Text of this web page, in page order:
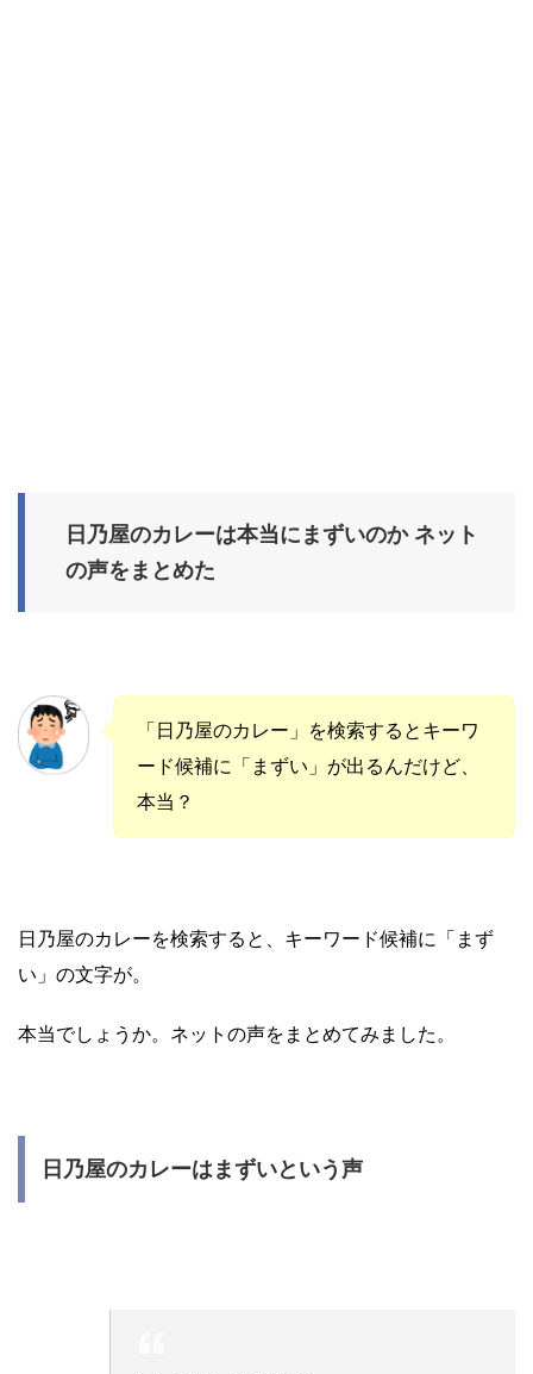
日乃屋のカレーは本当にまずいのか ネット
の声をまとめた
「日乃屋のカレー」を検索するとキーワ
ード候補に「まずい」が出るんだけど、
本当？
日乃屋のカレーを検索すると、キーワード候補に「まず
い」の文字が。
本当でしょうか。ネットの声をまとめてみました。
日乃屋のカレーはまずいという声